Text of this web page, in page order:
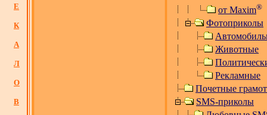
Е
К
А
Л
О
В
от Maxim®
Фотоприколы
Животные
Рекламные
Почетные
SMS-приколы